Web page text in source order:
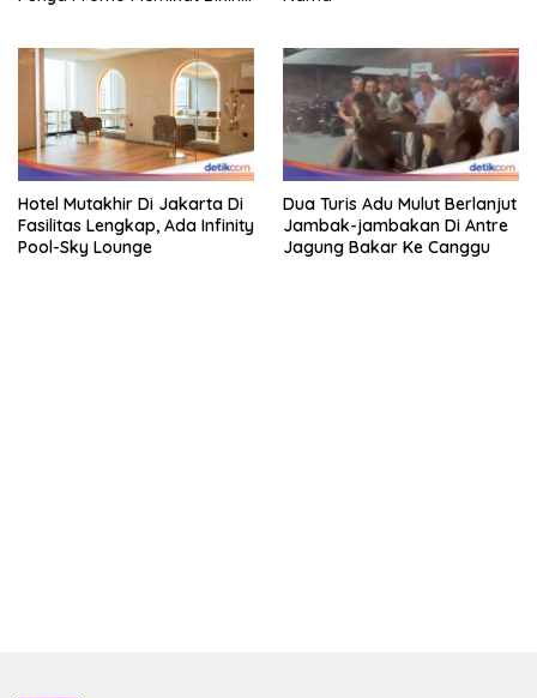
Hotel Mutakhir Di Jakarta Di
Fasilitas Lengkap, Ada Infinity
Pool-Sky Lounge
Dua Turis Adu Mulut Berlanjut
Jambak-jambakan Di Antre
Jagung Bakar Ke Canggu